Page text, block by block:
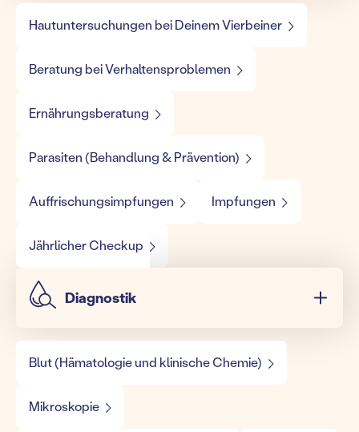
Hautuntersuchungen bei Deinem Vierbeiner
Beratung bei Verhaltensproblemen
Ernährungsberatung
Parasiten (Behandlung & Prävention)
Auffrischungsimpfungen Impfungen
Jährlicher Checkup
Diagnostik
Blut (Hämatologie und klinische Chemie)
Mikroskopie